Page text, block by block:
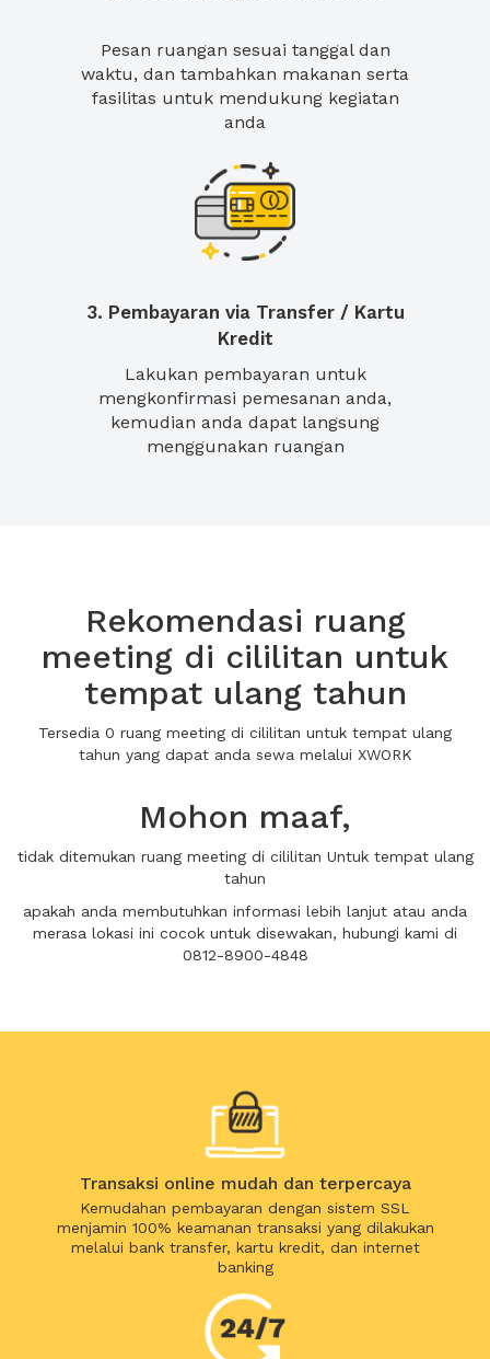
Pesan ruangan sesuai tanggal dan
waktu, dan tambahkan makanan serta
fasilitas untuk mendukung kegiatan
anda
3. Pembayaran via Transfer / Kartu
Kredit
Lakukan pembayaran untuk
mengkonfirmasi pemesanan anda,
kemudian anda dapat langsung
menggunakan ruangan
Rekomendasi ruang
meeting di cililitan untuk
tempat ulang tahun
Tersedia 0 ruang meeting di cililitan untuk tempat ulang
tahun yang dapat anda sewa melalui XWORK
Mohon maaf,
tidak ditemukan ruang meeting di cililitan Untuk tempat ulang
tahun
apakah anda membutuhkan informasi lebih lanjut atau anda
merasa lokasi ini cocok untuk disewakan, hubungi kami di
0812-8900-4848
Transaksi online mudah dan terpercaya
Kemudahan pembayaran dengan sistem SSL
menjamin 100% keamanan transaksi yang dilakukan
melalui bank transfer, kartu kredit, dan internet
banking